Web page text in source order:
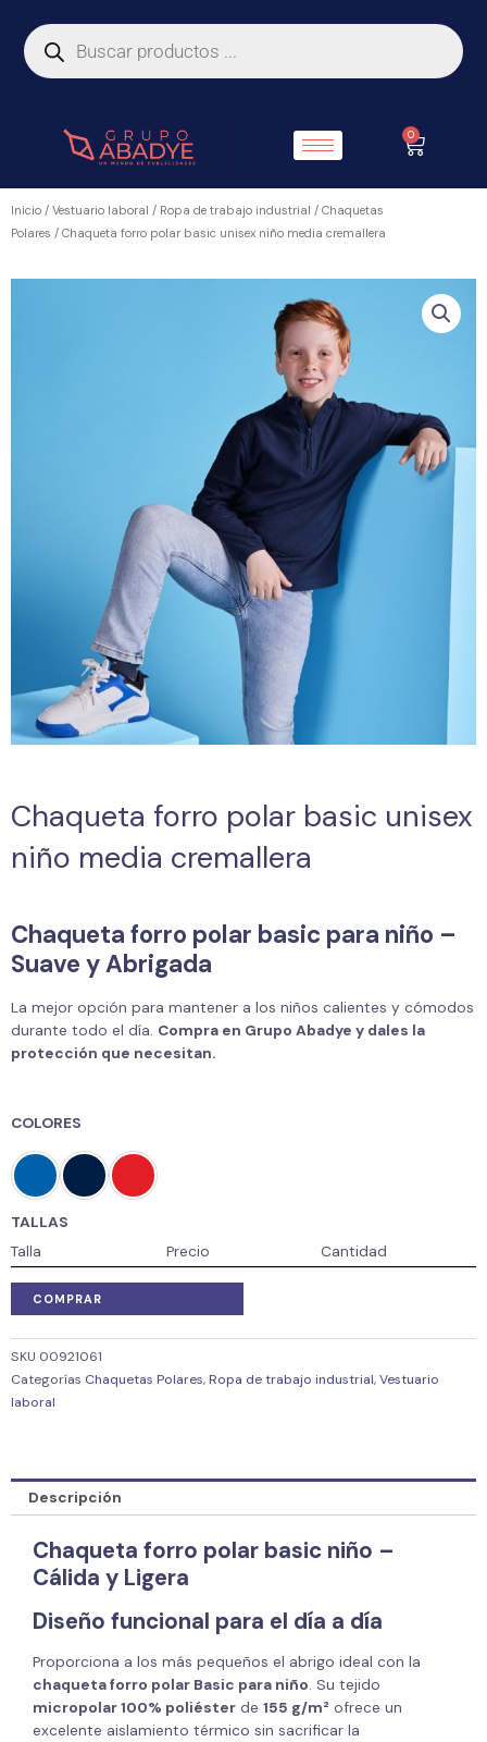
contenido
de
productos
0
Carrito
Inicio / Vestuario laboral / Ropa de trabajo industrial / Chaquetas
Polares / Chaqueta forro polar basic unisex niño media cremallera
Chaqueta forro polar basic unisex
niño media cremallera
Chaqueta forro polar basic para niño –
Suave y Abrigada
La mejor opción para mantener a los niños calientes y cómodos
durante todo el día. Compra en Grupo Abadye y dales la
protección que necesitan.
COLORES
TALLAS
Talla
Precio Cantidad
COMPRAR
SKU 00921061
Categorías Chaquetas Polares,Ropa de trabajo industrial,Vestuario
laboral
Descripción
Chaqueta forro polar basic niño –
Cálida y Ligera
Diseño funcional para el día a día
Proporciona a los más pequeños el abrigo ideal con la
chaqueta forro polar Basic para niño. Su tejido
micropolar 100% poliéster de 155 g/m² ofrece un
excelente aislamiento térmico sin sacrificar la